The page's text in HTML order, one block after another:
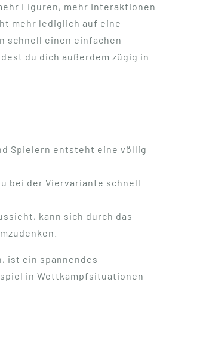
Figuren, mehr Interaktionen
mehr lediglich auf eine
schnell einen einfachen
du dich außerdem zügig in
Spielern entsteht eine völlig
bei der Viervariante schnell
kann sich durch das
ist ein spannendes
in Wettkampfsituationen